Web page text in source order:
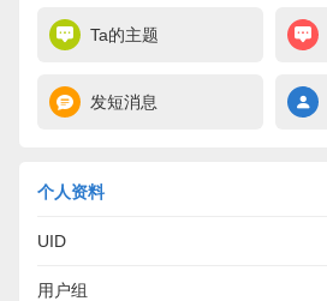
Ta的主题
发短消息
个人资料
UID
用户组